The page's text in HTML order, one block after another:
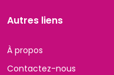
Autres liens
À propos
Contactez-nous